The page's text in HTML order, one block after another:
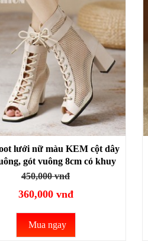
lưới nữ màu KEM cột dây
gót vuông 8cm có khuy
CHÂN- THANH DÁNG
450,000 vnđ
360,000 vnđ
Mua ngay